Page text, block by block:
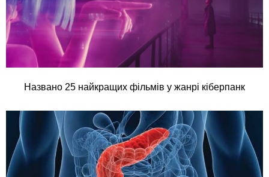
Названо 25 найкращих фільмів у жанрі кіберпанк